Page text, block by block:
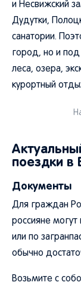
и Несвижский
Дудутки,
санатории.
город, но и под
леса, озера,
курортный
поездки в
Документы
Для граждан
россияне
или по
обычно
Возьмите с